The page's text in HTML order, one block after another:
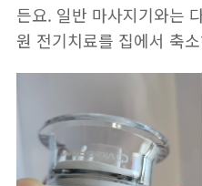
든요. 일반 마사지기와는
원 전기치료를 집에서 축